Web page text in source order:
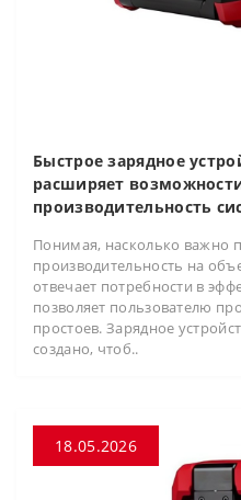
Быстрое зарядное
расширяет
производительность
Понимая, насколько важно
производительность на
отвечает потребности в
позволяет пользователю
простоев. Зарядное
создано, чтоб..
18.05.2026